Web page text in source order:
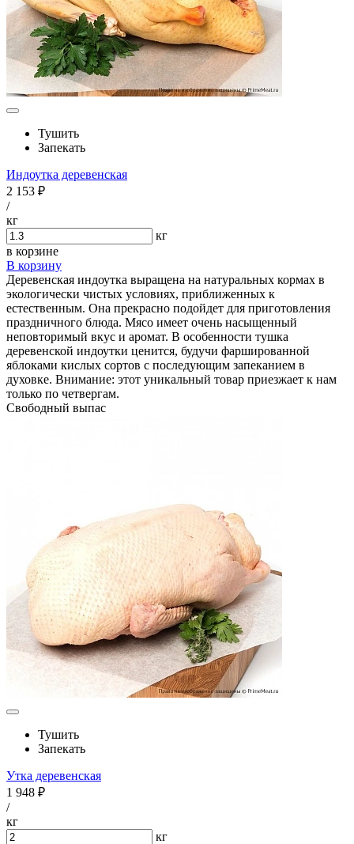
Тушить
Запекать
Индоутка деревенская
2 153 ₽
/
кг
кг
в корзине
В корзину
Деревенская индоутка выращена на натуральных кормах в
экологически чистых условиях, приближенных к
естественным. Она прекрасно подойдет для приготовления
праздничного блюда. Мясо имеет очень насыщенный
неповторимый вкус и аромат. В особенности тушка
деревенской индоутки ценится, будучи фаршированной
яблоками кислых сортов с последующим запеканием в
духовке. Внимание: этот уникальный товар приезжает к нам
только по четвергам.
Свободный выпас
Тушить
Запекать
Утка деревенская
1 948 ₽
/
кг
кг